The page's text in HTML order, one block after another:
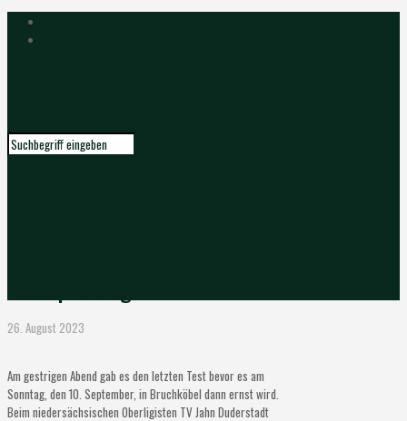
26. August 2023
Am gestrigen Abend gab es den letzten Test bevor es am
Sonntag, den 10. September, in Bruchköbel dann ernst wird.
Beim niedersächsischen Oberligisten TV Jahn Duderstadt